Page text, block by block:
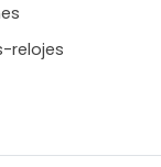
relojes